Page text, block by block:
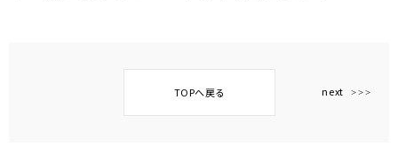
TOPへ戻る next